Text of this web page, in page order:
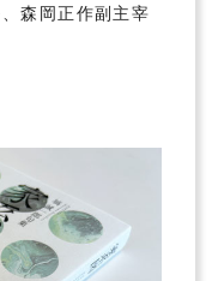
森岡正作副主宰